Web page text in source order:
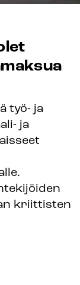
työ- ja
ja
kriittisten